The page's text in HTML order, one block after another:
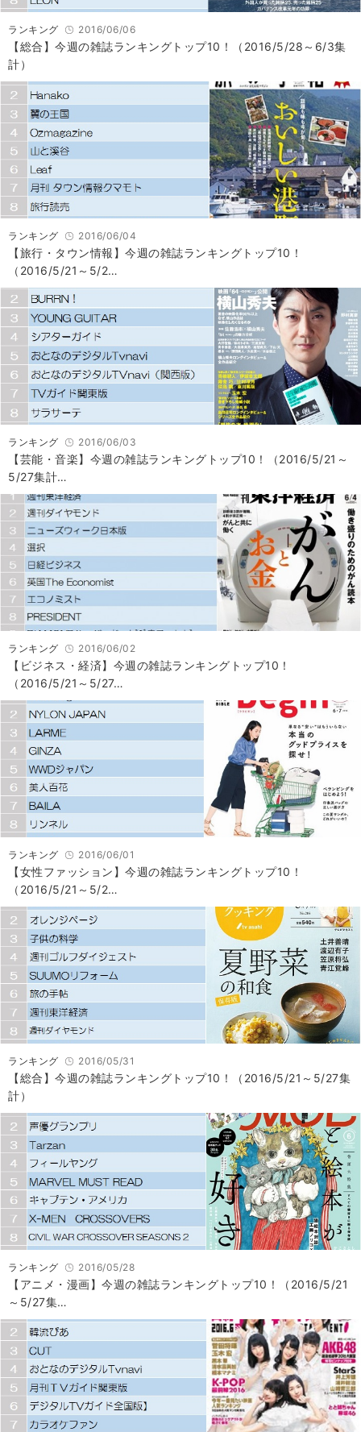
ランキング 2016/06/06
【総合】今週の雑誌ランキングトップ10！（2016/5/28～6/3集
計）
ランキング 2016/06/04
【旅行・タウン情報】今週の雑誌ランキングトップ10！
（2016/5/21～5/2…
ランキング 2016/06/03
【芸能・音楽】今週の雑誌ランキングトップ10！（2016/5/21～
5/27集計…
ランキング 2016/06/02
【ビジネス・経済】今週の雑誌ランキングトップ10！
（2016/5/21～5/27…
ランキング 2016/06/01
【女性ファッション】今週の雑誌ランキングトップ10！
（2016/5/21～5/2…
ランキング 2016/05/31
【総合】今週の雑誌ランキングトップ10！（2016/5/21～5/27集
計）
ランキング 2016/05/28
【アニメ・漫画】今週の雑誌ランキングトップ10！（2016/5/21
～5/27集…